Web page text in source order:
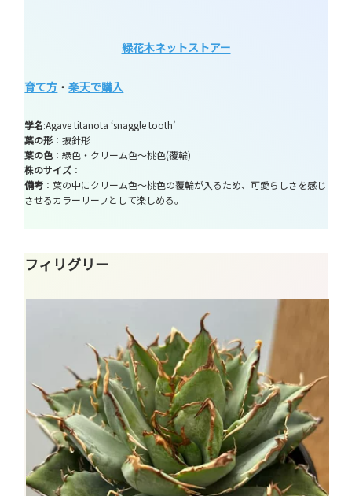
緑花木ネットストアー
育て方 ・楽天で購入
学名:Agave titanota ‘snaggle tooth’
葉の形 ：披針形
葉の色 ：緑色・クリーム色～桃色(覆輪)
株のサイズ ：
備考 ：葉の中にクリーム色～桃色の覆輪が入るため、可愛らしさを感じ
させるカラーリーフとして楽しめる。
フィリグリー